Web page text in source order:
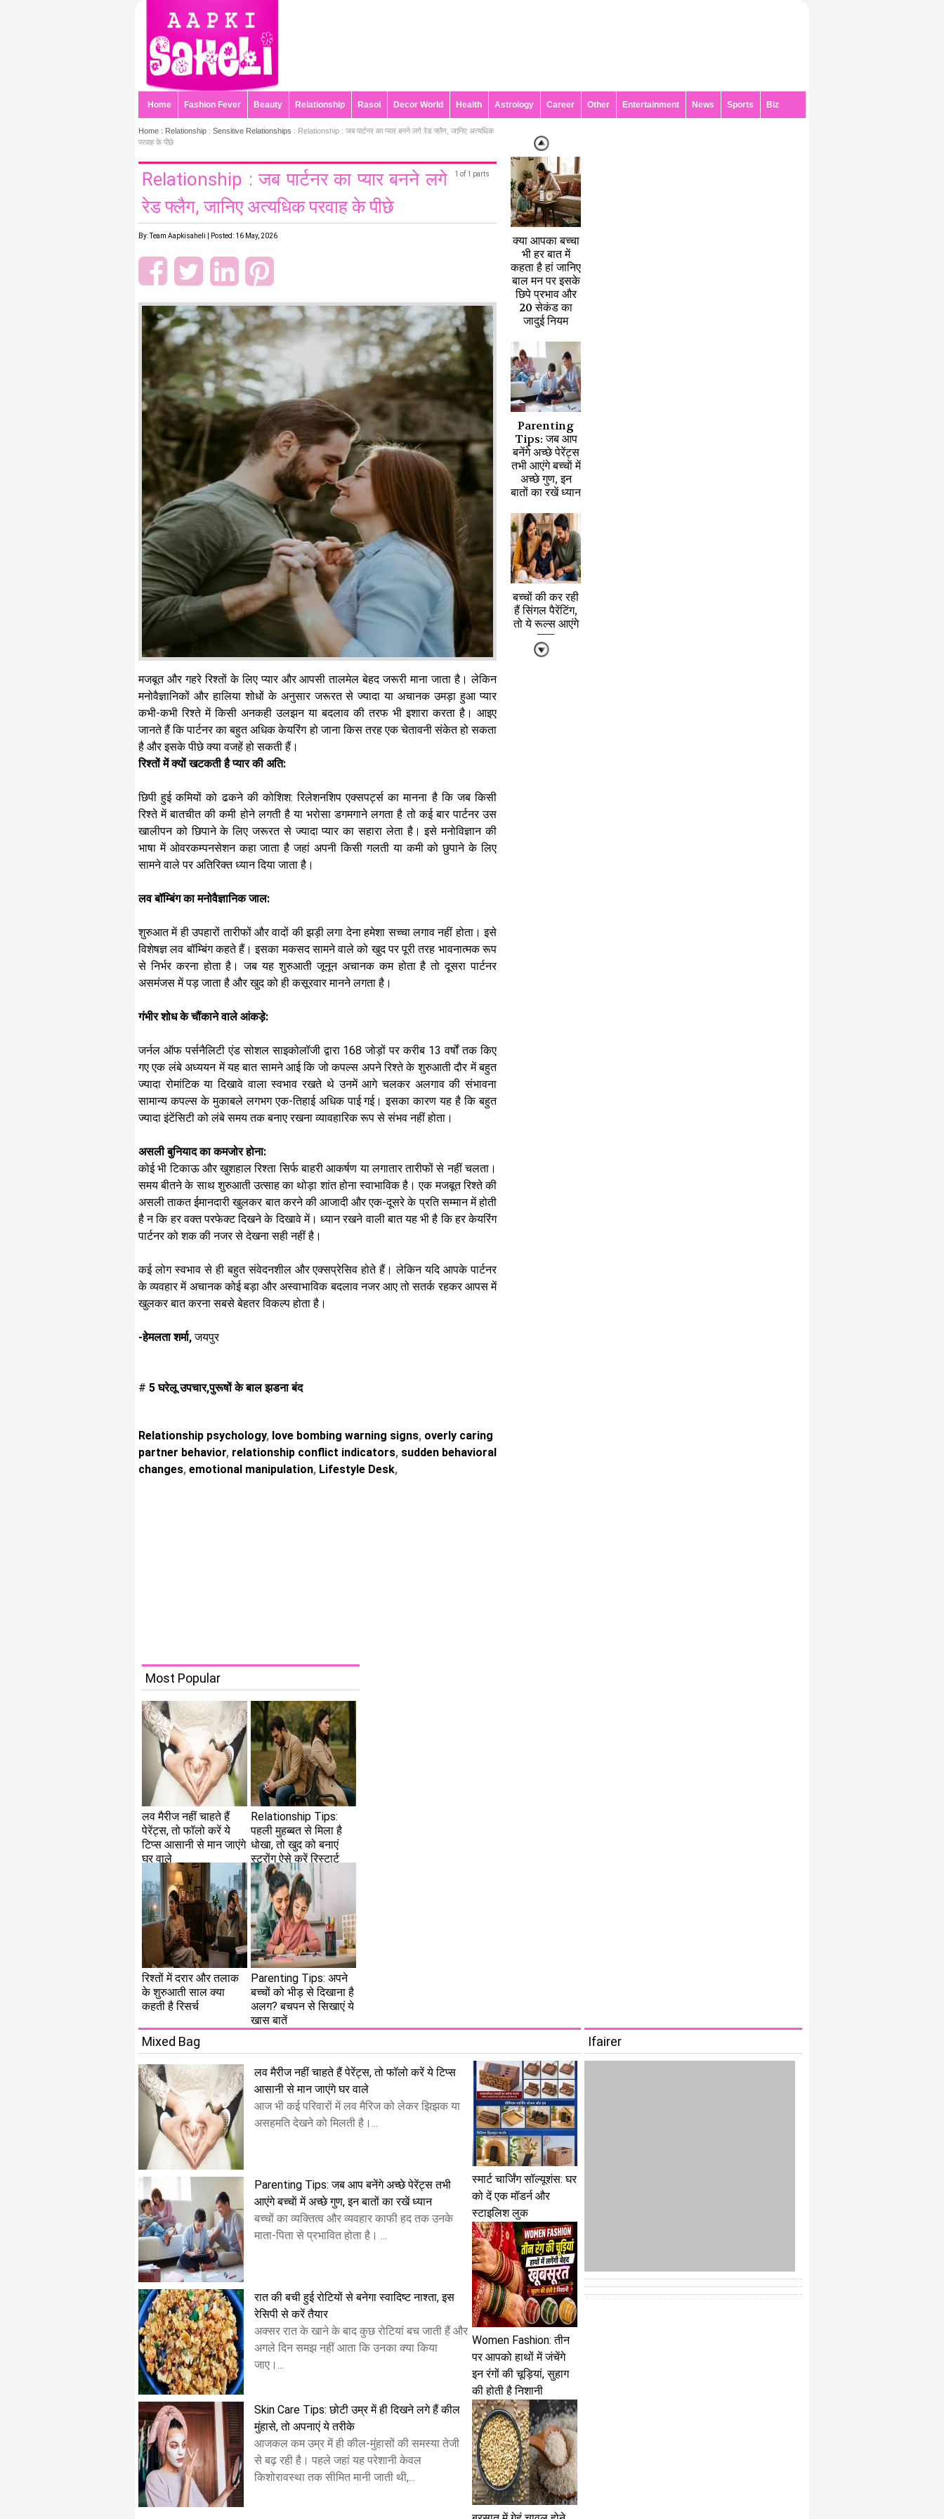
Home Fashion Fever Beauty Relationship Rasoi Decor World Health Astrology Career Other Entertainment News Sports Biz
Home : Relationship : Sensitive Relationships : Relationship : जब पार्टनर का प्यार बनने लगे रेड फ्लैग, जानिए अत्यधिक
परवाह के पीछे
1 of 1 parts
Relationship : जब पार्टनर का प्यार बनने लगे
रेड फ्लैग, जानिए अत्यधिक परवाह के पीछे
By: Team Aapkisaheli | Posted: 16 May, 2026
मजबूत और गहरे रिश्तों के लिए प्यार और आपसी तालमेल बेहद जरूरी माना जाता है। लेकिन
मनोवैज्ञानिकों और हालिया शोधों के अनुसार जरूरत से ज्यादा या अचानक उमड़ा हुआ प्यार
कभी-कभी रिश्ते में किसी अनकही उलझन या बदलाव की तरफ भी इशारा करता है। आइए
जानते हैं कि पार्टनर का बहुत अधिक केयरिंग हो जाना किस तरह एक चेतावनी संकेत हो सकता
है और इसके पीछे क्या वजहें हो सकती हैं।
रिश्तों में क्यों खटकती है प्यार की अति:
छिपी हुई कमियों को ढकने की कोशिश: रिलेशनशिप एक्सपर्ट्स का मानना है कि जब किसी
रिश्ते में बातचीत की कमी होने लगती है या भरोसा डगमगाने लगता है तो कई बार पार्टनर उस
खालीपन को छिपाने के लिए जरूरत से ज्यादा प्यार का सहारा लेता है। इसे मनोविज्ञान की
भाषा में ओवरकम्पनसेशन कहा जाता है जहां अपनी किसी गलती या कमी को छुपाने के लिए
सामने वाले पर अतिरिक्त ध्यान दिया जाता है।
लव बॉम्बिंग का मनोवैज्ञानिक जाल:
शुरुआत में ही उपहारों तारीफों और वादों की झड़ी लगा देना हमेशा सच्चा लगाव नहीं होता। इसे
विशेषज्ञ लव बॉम्बिंग कहते हैं। इसका मकसद सामने वाले को खुद पर पूरी तरह भावनात्मक रूप
से निर्भर करना होता है। जब यह शुरुआती जूनून अचानक कम होता है तो दूसरा पार्टनर
असमंजस में पड़ जाता है और खुद को ही कसूरवार मानने लगता है।
गंभीर शोध के चौंकाने वाले आंकड़े:
जर्नल ऑफ पर्सनैलिटी एंड सोशल साइकोलॉजी द्वारा 168 जोड़ों पर करीब 13 वर्षों तक किए
गए एक लंबे अध्ययन में यह बात सामने आई कि जो कपल्स अपने रिश्ते के शुरुआती दौर में बहुत
ज्यादा रोमांटिक या दिखावे वाला स्वभाव रखते थे उनमें आगे चलकर अलगाव की संभावना
सामान्य कपल्स के मुकाबले लगभग एक-तिहाई अधिक पाई गई। इसका कारण यह है कि बहुत
ज्यादा इंटेंसिटी को लंबे समय तक बनाए रखना व्यावहारिक रूप से संभव नहीं होता।
असली बुनियाद का कमजोर होना:
कोई भी टिकाऊ और खुशहाल रिश्ता सिर्फ बाहरी आकर्षण या लगातार तारीफों से नहीं चलता।
समय बीतने के साथ शुरुआती उत्साह का थोड़ा शांत होना स्वाभाविक है। एक मजबूत रिश्ते की
असली ताकत ईमानदारी खुलकर बात करने की आजादी और एक-दूसरे के प्रति सम्मान में होती
है न कि हर वक्त परफेक्ट दिखने के दिखावे में। ध्यान रखने वाली बात यह भी है कि हर केयरिंग
पार्टनर को शक की नजर से देखना सही नहीं है।
कई लोग स्वभाव से ही बहुत संवेदनशील और एक्सप्रेसिव होते हैं। लेकिन यदि आपके पार्टनर
के व्यवहार में अचानक कोई बड़ा और अस्वाभाविक बदलाव नजर आए तो सतर्क रहकर आपस में
खुलकर बात करना सबसे बेहतर विकल्प होता है।
-हेमलता शर्मा,जयपुर
# 5 घरेलू उपचार,पुरूषों के बाल झडना बंद
Relationship psychology, love bombing warning signs, overly caring
partner behavior, relationship conflict indicators, sudden behavioral
changes, emotional manipulation, Lifestyle Desk,
क्या आपका बच्चा
भी हर बात में
कहता है हां जानिए
बाल मन पर इसके
छिपे प्रभाव और
20 सेकंड का
जादुई नियम
Parenting
Tips: जब आप
बनेंगे अच्छे पेरेंट्स
तभी आएंगे बच्चाें में
अच्छे गुण, इन
बातों का रखें ध्यान
बच्चों की कर रही
हैं सिंगल पैरेंटिंग,
तो ये रूल्स आएंगे
काम
Most Popular
लव मैरीज नहीं चाहते हैं
पेरेंट्स, तो फॉलो करें ये
टिप्स आसानी से मान जाएंगे
घर वाले
Relationship Tips:
पहली मुहब्बत से मिला है
धोखा, तो खुद को बनाएं
स्ट्रोंग ऐसे करें रिस्टार्ट
रिश्तों में दरार और तलाक
के शुरुआती साल क्या
कहती है रिसर्च
Parenting Tips: अपने
बच्चों को भीड़ से दिखाना है
अलग? बचपन से सिखाएं ये
खास बातें
Mixed Bag
लव मैरीज नहीं चाहते हैं पेरेंट्स, तो फॉलो करें ये टिप्स
आसानी से मान जाएंगे घर वाले
आज भी कई परिवारों में लव मैरिज को लेकर झिझक या
असहमति देखने को मिलती है।...
Parenting Tips: जब आप बनेंगे अच्छे पेरेंट्स तभी
आएंगे बच्चाें में अच्छे गुण, इन बातों का रखें ध्यान
बच्चों का व्यक्तित्व और व्यवहार काफी हद तक उनके
माता-पिता से प्रभावित होता है। ...
रात की बची हुई रोटियों से बनेगा स्वादिष्ट नाश्ता, इस
रेसिपी से करें तैयार
अक्सर रात के खाने के बाद कुछ रोटियां बच जाती हैं और
अगले दिन समझ नहीं आता कि उनका क्या किया
जाए।...
Skin Care Tips: छोटी उम्र में ही दिखने लगे हैं कील
मुंहासे, तो अपनाएं ये तरीके
आजकल कम उम्र में ही कील-मुंहासों की समस्या तेजी
से बढ़ रही है। पहले जहां यह परेशानी केवल
किशोरावस्था तक सीमित मानी जाती थी,...
स्मार्ट चार्जिंग सॉल्यूशंस: घर
को दें एक मॉडर्न और
स्टाइलिश लुक
Women Fashion: तीन
पर आपको हाथों में जंचेंगे
इन रंगों की चूड़ियां, सुहाग
की होती है निशानी
Ifairer